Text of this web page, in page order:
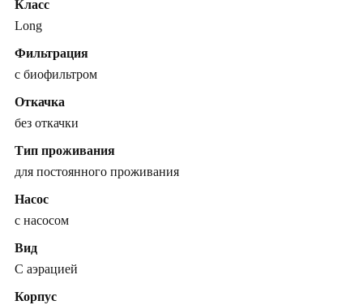
Класс
Long
Фильтрация
с биофильтром
Откачка
без откачки
Тип проживания
для постоянного проживания
Насос
с насосом
Вид
С аэрацией
Корпус